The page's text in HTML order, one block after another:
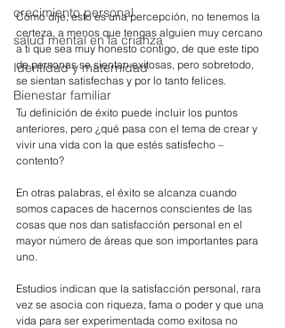
crecimiento personal
salud mental en la crianza
Identidad y maternidad
Bienestar familiar
Como dije, esto es una percepción, no tenemos la
certeza, a menos que tengas alguien muy cercano
a ti que sea muy honesto contigo, de que este tipo
de personas se sientan exitosas, pero sobretodo,
se sientan satisfechas y por lo tanto felices.
Tu definición de éxito puede incluir los puntos
anteriores, pero ¿qué pasa con el tema de crear y
vivir una vida con la que estés satisfecho –
contento?
En otras palabras, el éxito se alcanza cuando
somos capaces de hacernos conscientes de las
cosas que nos dan satisfacción personal en el
mayor número de áreas que son importantes para
uno.
Estudios indican que la satisfacción personal, rara
vez se asocia con riqueza, fama o poder y que una
vida para ser experimentada como exitosa no